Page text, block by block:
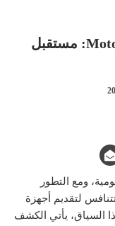
الكشف عن Motorola Edge 60 Stylus: مستقبل
ومع التطور
لتقديم أجهزة
السياق، يأتي الكشف